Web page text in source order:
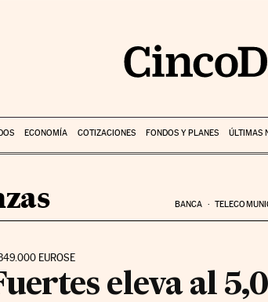
ECONOMÍA COTIZACIONES FONDOS Y PLANES ÚLTIMAS
BANCA
EUROSE
eleva al